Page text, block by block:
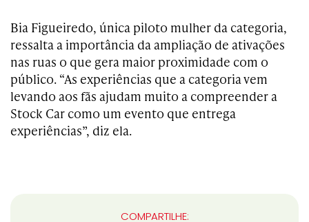
Bia Figueiredo, única piloto mulher da categoria,
ressalta a importância da ampliação de ativações
nas ruas o que gera maior proximidade com o
público. “As experiências que a categoria vem
levando aos fãs ajudam muito a compreender a
Stock Car como um evento que entrega
experiências”, diz ela.
COMPARTILHE: